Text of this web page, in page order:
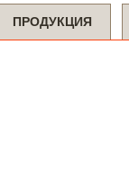
ПРОДУКЦИЯ